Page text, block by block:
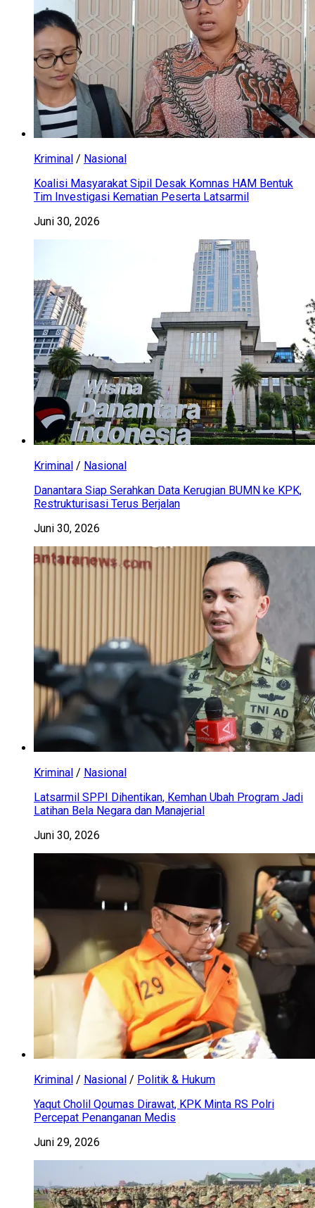
Kriminal / Nasional
Koalisi Masyarakat Sipil Desak Komnas HAM Bentuk
Tim Investigasi Kematian Peserta Latsarmil
Juni 30, 2026
Kriminal / Nasional
Danantara Siap Serahkan Data Kerugian BUMN ke KPK,
Restrukturisasi Terus Berjalan
Juni 30, 2026
Kriminal / Nasional
Latsarmil SPPI Dihentikan, Kemhan Ubah Program Jadi
Latihan Bela Negara dan Manajerial
Juni 30, 2026
Kriminal / Nasional / Politik & Hukum
Yaqut Cholil Qoumas Dirawat, KPK Minta RS Polri
Percepat Penanganan Medis
Juni 29, 2026